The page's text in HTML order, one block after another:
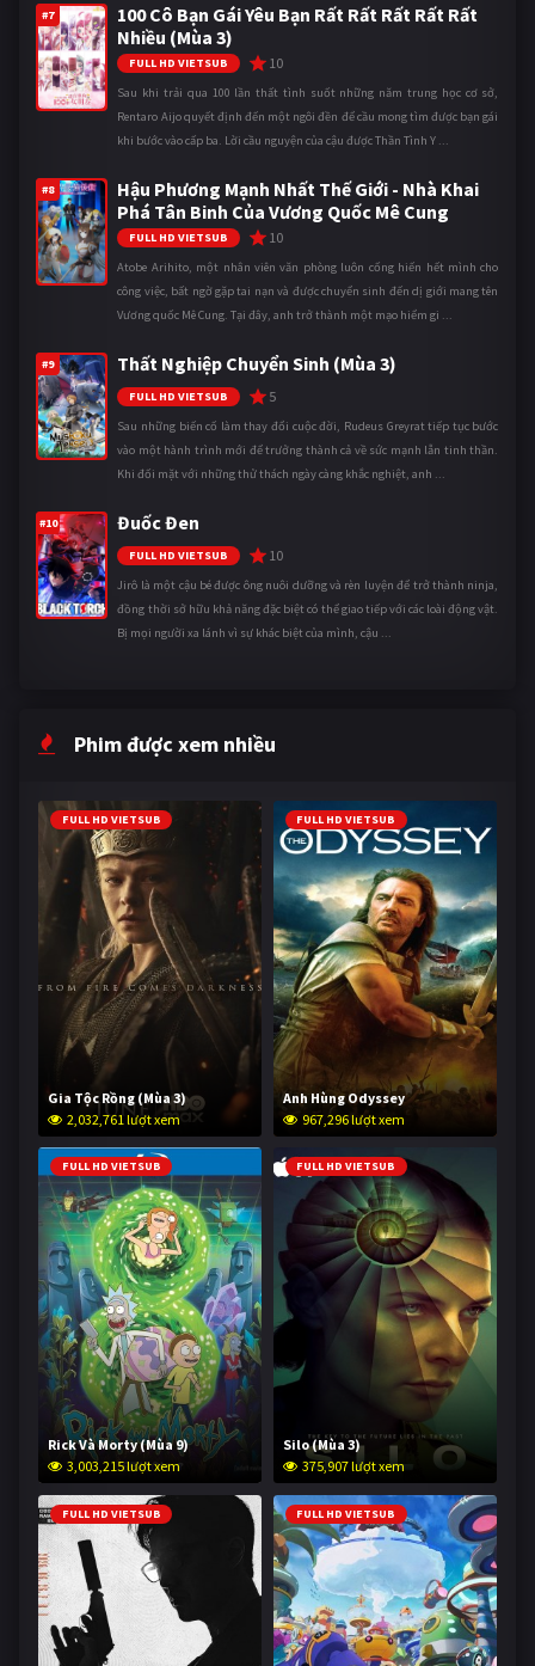
#7
100 Cô Bạn Gái Yêu Bạn Rất Rất Rất Rất Rất
Nhiều (Mùa 3)
FULL HD VIETSUB 10
Sau khi trải qua 100 lần thất tình suốt những năm trung học cơ sở,
Rentaro Aijo quyết định đến một ngôi đền để cầu mong tìm được bạn gái
khi bước vào cấp ba. Lời cầu nguyện của cậu được Thần Tình Y ...
#8
Hậu Phương Mạnh Nhất Thế Giới - Nhà Khai
Phá Tân Binh Của Vương Quốc Mê Cung
FULL HD VIETSUB 10
Atobe Arihito, một nhân viên văn phòng luôn cống hiến hết mình cho
công việc, bất ngờ gặp tai nạn và được chuyển sinh đến dị giới mang tên
Vương quốc Mê Cung. Tại đây, anh trở thành một mạo hiểm gi ...
#9 Thất Nghiệp Chuyển Sinh (Mùa 3)
FULL HD VIETSUB 5
Sau những biến cố làm thay đổi cuộc đời, Rudeus Greyrat tiếp tục bước
vào một hành trình mới để trưởng thành cả về sức mạnh lẫn tinh thần.
Khi đối mặt với những thử thách ngày càng khắc nghiệt, anh ...
#10 Đuốc Đen
FULL HD VIETSUB 10
Jirô là một cậu bé được ông nuôi dưỡng và rèn luyện để trở thành ninja,
đồng thời sở hữu khả năng đặc biệt có thể giao tiếp với các loài động vật.
Bị mọi người xa lánh vì sự khác biệt của mình, cậu ...
Phim được xem nhiều
FULL HD VIETSUB
Gia Tộc Rồng (Mùa 3)
2,032,761 lượt xem
FULL HD VIETSUB
Anh Hùng Odyssey
967,296 lượt xem
FULL HD VIETSUB
Rick Và Morty (Mùa 9)
3,003,215 lượt xem
FULL HD VIETSUB
Silo (Mùa 3)
375,907 lượt xem
FULL HD VIETSUB FULL HD VIETSUB